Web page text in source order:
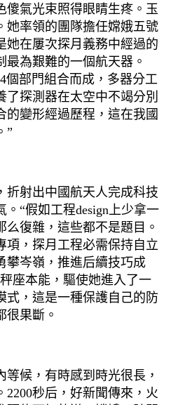
傻氣光束照得眼睛生疼。玉
她率領的團隊擔任嫦娥五號
她在屢次探月義務中經過的
最為艱難的一個航天器。
個部門組合而成，多器分工
了探測器在太空中不竭分別
的變形經過歷程，這在我國
”
射出中國航天人完成科技
。“假如工程design上少拿一
么復雜，這些都不是題目。
項，探月工程必需保持自立
攀岑嶺，推進后續技巧成
座本能，驅使她進入了一
式，這是一種保護自己的防
很果斷。
候，有時感到時光很長，
2200秒后，好新聞傳來，火